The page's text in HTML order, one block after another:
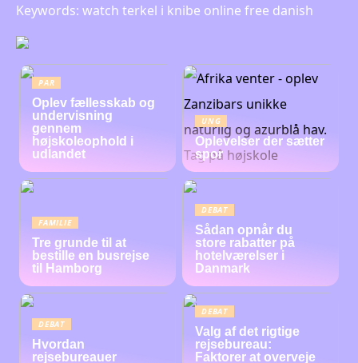
Keywords: watch terkel i knibe online free danish
PAR
Oplev fællesskab og
undervisning
gennem
højskoleophold i
udlandet
UNG
Oplevelser der sætter
spor
FAMILIE
Tre grunde til at
bestille en busrejse
til Hamborg
DEBAT
Sådan opnår du
store rabatter på
hotelværelser i
Danmark
DEBAT
Hvordan
rejsebureauer
DEBAT
Valg af det rigtige
rejsebureau:
Faktorer at overveje